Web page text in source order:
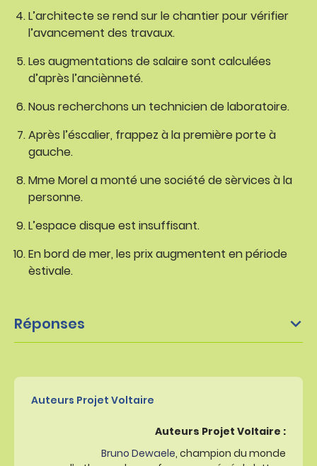
L’architecte se rend sur le chantier pour vérifier
l’avancement des travaux.
Les augmentations de salaire sont calculées
d’après l’anciènneté.
Nous recherchons un technicien de laboratoire.
Après l’éscalier, frappez à la première porte à
gauche.
Mme Morel a monté une société de sèrvices à la
personne.
L’espace disque est insuffisant.
En bord de mer, les prix augmentent en période
èstivale.
Réponses
Auteurs Projet Voltaire
Auteurs Projet Voltaire :
Bruno Dewaele, champion du monde